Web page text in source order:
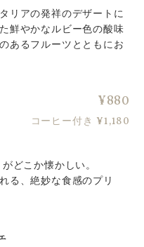
リアの発祥のデザートに
鮮やかなルビー色の酸味
あるフルーツとともにお
¥880
コーヒー付き ¥1,180
どこか懐かしい。
る、絶妙な食感のプリ